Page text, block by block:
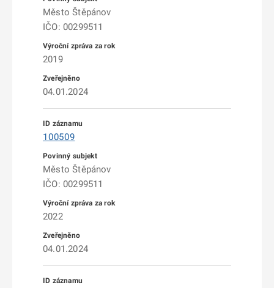
Město Štěpánov
IČO: 00299511
2019
04.01.2024
100509
Město Štěpánov
IČO: 00299511
2022
04.01.2024